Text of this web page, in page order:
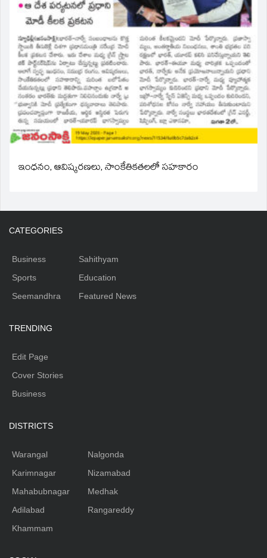
ఇంధనం, ఆవిష్కరణలు, సాంకేతికతలలో సహకారం
CATEGORIES
Business
Sports
Seemandhra
Sahithyam
Education
Featured News
TRENDING
Edit Page
Cover Stories
Business
DISTRICTS
Warangal
Karimnagar
Mahabubnagar
Adilabad
Khammam
Nalgonda
Nizamabad
Medhak
Rangareddy